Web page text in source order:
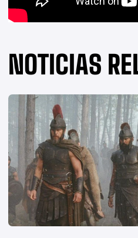
NOTICIAS